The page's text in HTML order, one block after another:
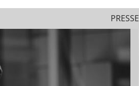
PRESSE